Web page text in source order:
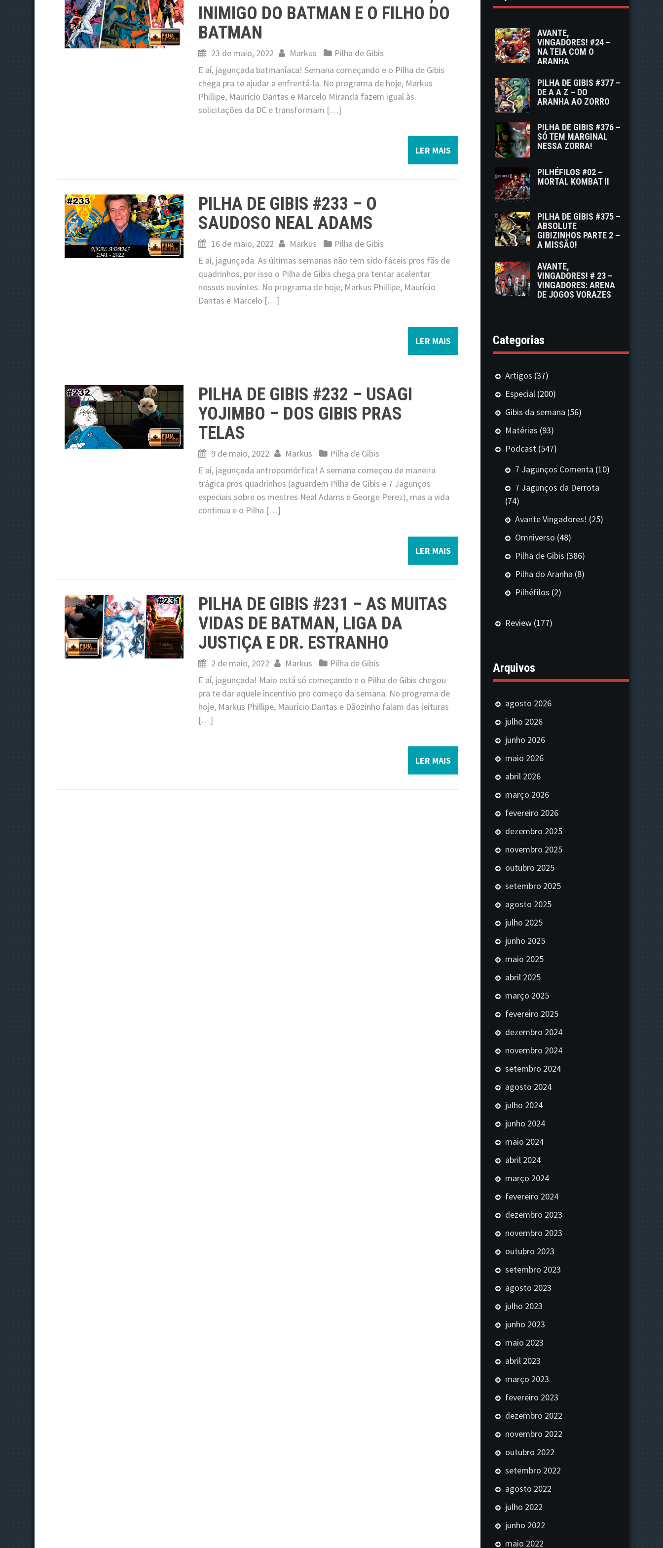
INIMIGO DO BATMAN E O FILHO DO
BATMAN
23 de maio, 2022 Markus
Pilha de Gibis
E aí, jagunçada batmaníaca! Semana começando e o Pilha de Gibis
chega pra te ajudar a enfrentá-la. No programa de hoje, Markus
Phillipe, Maurício Dantas e Marcelo Miranda fazem igual às
solicitações da DC e transformam […]
LER MAIS
PILHA DE GIBIS #233 – O
SAUDOSO NEAL ADAMS
16 de maio, 2022 Markus
Pilha de Gibis
E aí, jagunçada. As últimas semanas não tem sido fáceis pros fãs de
quadrinhos, por isso o Pilha de Gibis chega pra tentar acalentar
nossos ouvintes. No programa de hoje, Markus Phillipe, Maurício
Dantas e Marcelo […]
LER MAIS
PILHA DE GIBIS #232 – USAGI
YOJIMBO – DOS GIBIS PRAS
TELAS
9 de maio, 2022 Markus
Pilha de Gibis
E aí, jagunçada antropomórfica! A semana começou de maneira
trágica pros quadrinhos (aguardem Pilha de Gibis e 7 Jagunços
especiais sobre os mestres Neal Adams e George Perez), mas a vida
continua e o Pilha […]
LER MAIS
PILHA DE GIBIS #231 – AS MUITAS
VIDAS DE BATMAN, LIGA DA
JUSTIÇA E DR. ESTRANHO
2 de maio, 2022 Markus
Pilha de Gibis
E aí, jagunçada! Maio está só começando e o Pilha de Gibis chegou
pra te dar aquele incentivo pro começo da semana. No programa de
hoje, Markus Phillipe, Maurício Dantas e Dãozinho falam das leituras
[…]
LER MAIS
AVANTE,
VINGADORES! #24 –
NA TEIA COM O
ARANHA
PILHA DE GIBIS #377 –
DE A A Z – DO
ARANHA AO ZORRO
PILHA DE GIBIS #376 –
SÓ TEM MARGINAL
NESSA ZORRA!
PILHÉFILOS #02 –
MORTAL KOMBAT II
PILHA DE GIBIS #375 –
ABSOLUTE
GIBIZINHOS PARTE 2 –
A MISSÃO!
AVANTE,
VINGADORES! # 23 –
VINGADORES: ARENA
DE JOGOS VORAZES
Categorias
Artigos (37)
Especial (200)
Gibis da semana (56)
Matérias (93)
Podcast (547)
7 Jagunços Comenta (10)
7 Jagunços da Derrota
(74)
Avante Vingadores! (25)
Omniverso (48)
Pilha de Gibis (386)
Pilha do Aranha (8)
Pilhéfilos (2)
Review (177)
Arquivos
agosto 2026
julho 2026
junho 2026
maio 2026
abril 2026
março 2026
fevereiro 2026
dezembro 2025
novembro 2025
outubro 2025
setembro 2025
agosto 2025
julho 2025
junho 2025
maio 2025
abril 2025
março 2025
fevereiro 2025
dezembro 2024
novembro 2024
setembro 2024
agosto 2024
julho 2024
junho 2024
maio 2024
abril 2024
março 2024
fevereiro 2024
dezembro 2023
novembro 2023
outubro 2023
setembro 2023
agosto 2023
julho 2023
junho 2023
maio 2023
abril 2023
março 2023
fevereiro 2023
dezembro 2022
novembro 2022
outubro 2022
setembro 2022
agosto 2022
julho 2022
junho 2022
maio 2022